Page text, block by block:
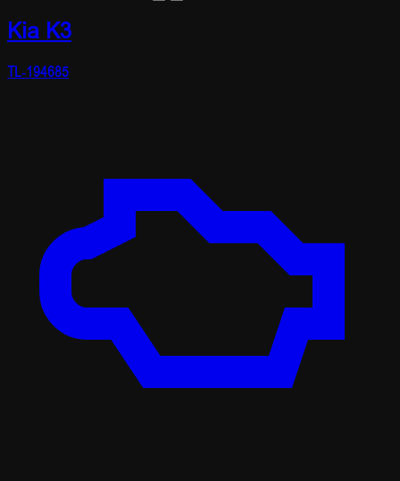
Kia K3
TL-194685